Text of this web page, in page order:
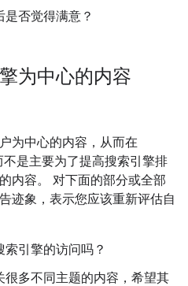
否觉得满意？
为中心的内容
为中心的内容，从而在
是主要为了提高搜索引擎排
内容。 对下面的部分或全部
迹象，表示您应该重新评估自
引擎的访问吗？
很多不同主题的内容，希望其